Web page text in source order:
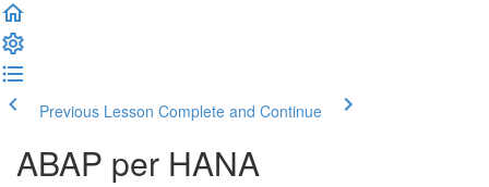
Previous Lesson Complete and Continue
ABAP per HANA